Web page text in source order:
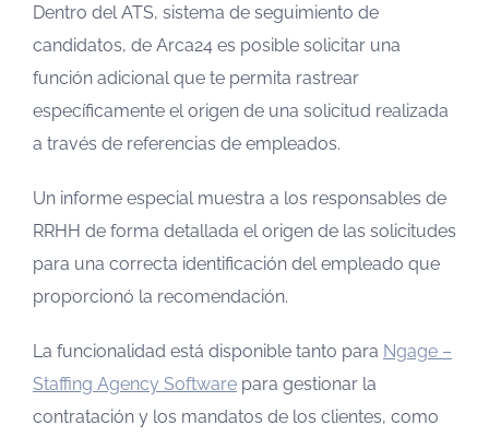
Dentro del ATS, sistema de seguimiento de
candidatos, de Arca24 es posible solicitar una
función adicional que te permita rastrear
específicamente el origen de una solicitud realizada
a través de referencias de empleados.
Un informe especial muestra a los responsables de
RRHH de forma detallada el origen de las solicitudes
para una correcta identificación del empleado que
proporcionó la recomendación.
La funcionalidad está disponible tanto para Ngage –
Staffing Agency Softwarepara gestionar la
contratación y los mandatos de los clientes, como